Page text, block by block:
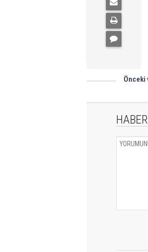
Önceki